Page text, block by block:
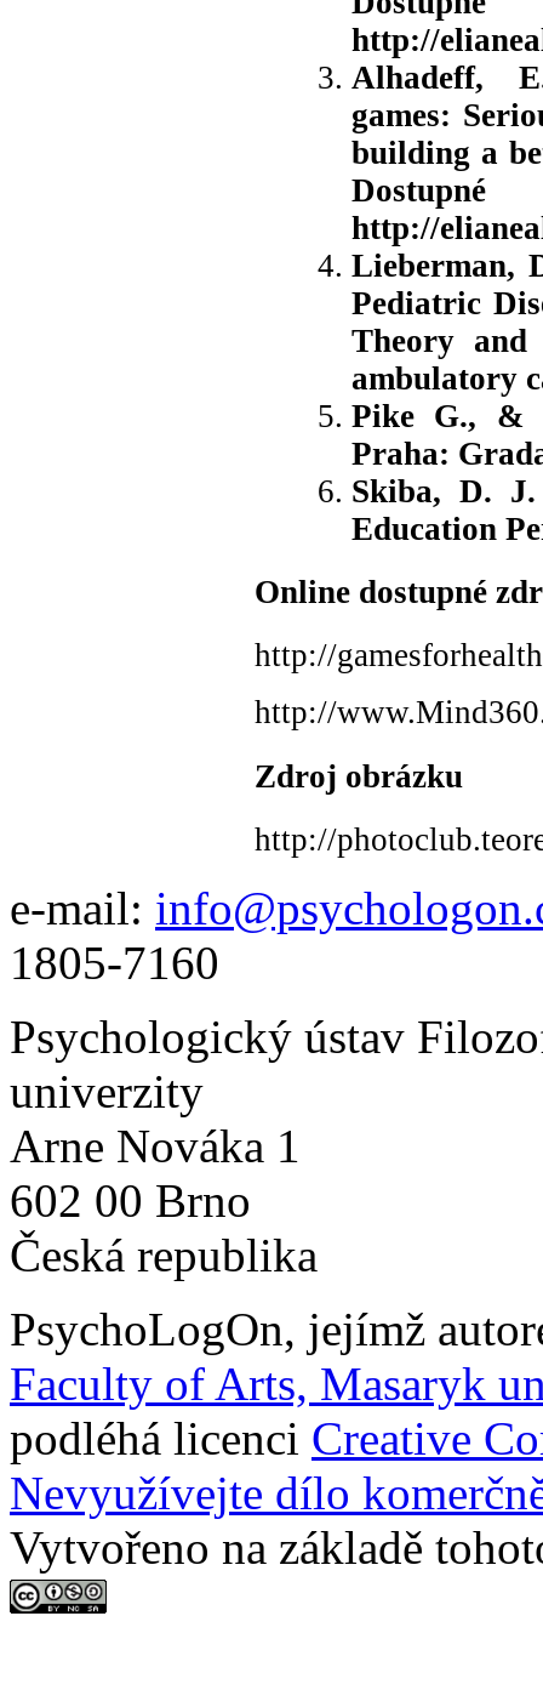
http://
Alhadeff,
games:
building a
http://
Lieberman,
Pediatric
Theory and
ambulatory
Pike G., &
Praha:
Skiba, D.
Education
Online dostupné
http://
http://
Zdroj obrázku
http://
e-mail:
1805-7160
Psychologický ústav
univerzity
Arne Nováka 1
602 00 Brno
Česká republika
PsychoLogOn, jejímž
Faculty of Arts, Masaryk
podléhá licenci Creative
Nevyužívejte dílo
Vytvořeno na základě